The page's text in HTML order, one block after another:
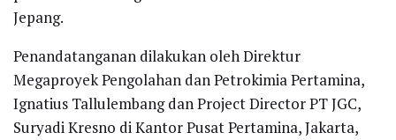
Jepang.
Penandatanganan dilakukan oleh Direktur
Megaproyek Pengolahan dan Petrokimia Pertamina,
Ignatius Tallulembang dan Project Director PT JGC,
Suryadi Kresno di Kantor Pusat Pertamina, Jakarta,